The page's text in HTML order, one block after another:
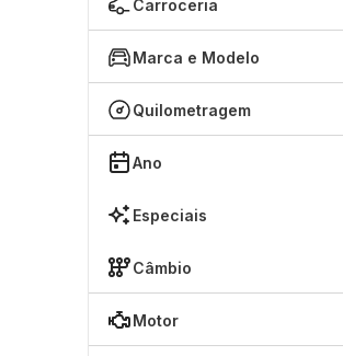
Carroceria
Marca e Modelo
Quilometragem
Ano
Especiais
Câmbio
Motor